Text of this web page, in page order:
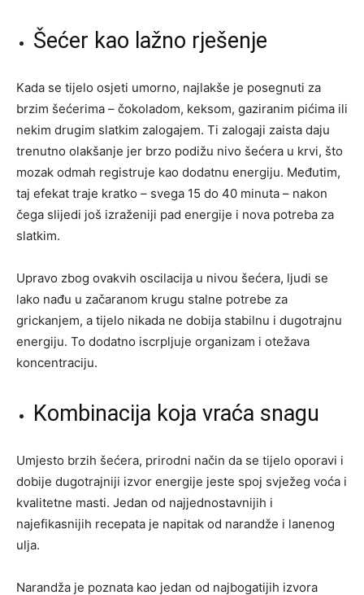
Šećer kao lažno rješenje
Kada se tijelo osjeti umorno, najlakše je posegnuti za
brzim šećerima – čokoladom, keksom, gaziranim pićima ili
nekim drugim slatkim zalogajem. Ti zalogaji zaista daju
trenutno olakšanje jer brzo podižu nivo šećera u krvi, što
mozak odmah registruje kao dodatnu energiju. Međutim,
taj efekat traje kratko – svega 15 do 40 minuta – nakon
čega slijedi još izraženiji pad energije i nova potreba za
slatkim.
Upravo zbog ovakvih oscilacija u nivou šećera, ljudi se
lako nađu u začaranom krugu stalne potrebe za
grickanjem, a tijelo nikada ne dobija stabilnu i dugotrajnu
energiju. To dodatno iscrpljuje organizam i otežava
koncentraciju.
Kombinacija koja vraća snagu
Umjesto brzih šećera, prirodni način da se tijelo oporavi i
dobije dugotrajniji izvor energije jeste spoj svježeg voća i
kvalitetne masti. Jedan od najjednostavnijih i
najefikasnijih recepata je napitak od narandže i lanenog
ulja.
Narandža je poznata kao jedan od najbogatijih izvora